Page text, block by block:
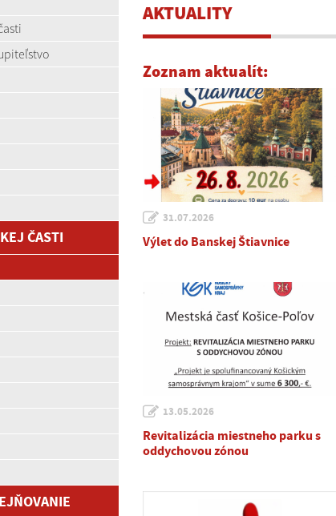
ČASTI
AKTUALITY
Zoznam aktualít:
31.07.2026
Výlet do Banskej Štiavnice
13.05.2026
Revitalizácia miestneho parku s
oddychovou zónou